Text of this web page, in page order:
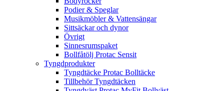
Podier & Speglar
Musikmöbler & Vattensängar
Sittsäckar och dynor
Övrigt
Sinnesrumspaket
Bollfåtölj Protac Sensit
Tyngdprodukter
Tyngdtäcke Protac Bolltäcke
Tillbehör Tyngdtäcken